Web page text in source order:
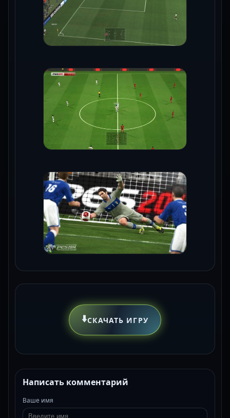
⬇️СКАЧАТЬ ИГРУ
Написать комментарий
Ваше имя